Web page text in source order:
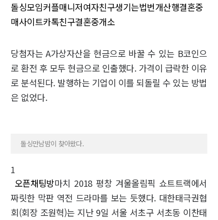
돌싱모임커플매니저여자친구생기는법번개산행결혼중
매사이트카톡친구결혼중개소
당첨자는 A가상자산을 현금으로 바꿀 수 있는 B코인으
로 환전 후 모두 현금으로 인출했다. 가격이 급락한 이유
로 분석된다. 발행하는 기업이 이를 되돌릴 수 있는 방법
은 없었다.
돌싱만남밤이 찾아왔다.
1
오픈채팅방마치 2018 평창 겨울올림픽 쇼트트랙에서
짜릿한 막판 역전 드라마를 보는 듯했다. 대한태극권협
회(회장 조원혁)는 지난 9일 서울 서초구 서초동 이찬태